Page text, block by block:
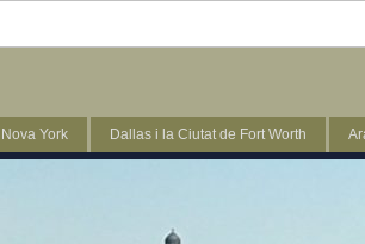
York Dallas i la Ciutat de Fort Worth